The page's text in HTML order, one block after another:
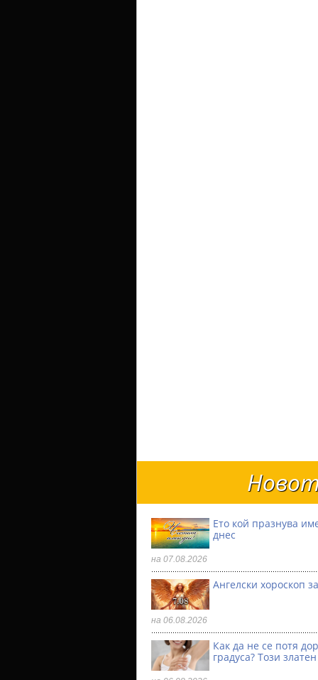
Ето кой празнува
днес
на 07.08.2026
Ангелски хороскоп
на 06.08.2026
Как да не се потя
градуса? Този